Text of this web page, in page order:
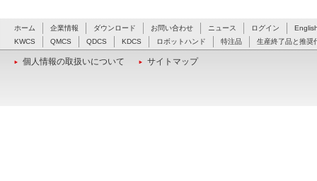
ホーム 企業情報 ダウンロード お問い合わせ ニュース ログイン
KWCS
QMCS QDCS KDCS ロボットハンド 特注品 生産終了品と推奨
個人情報の取扱いについて サイトマップ